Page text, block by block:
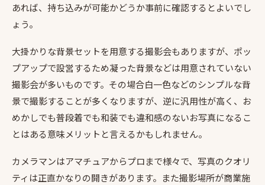
あれば、持ち込みが可能かどうか事前に確認するとよいでし
ょう。
大掛かりな背景セットを用意する撮影会もありますが、ポッ
プアップで設営するため凝った背景などは用意されていない
撮影会が多いものです。その場合白一色などのシンプルな背
景で撮影することが多くなりますが、逆に汎用性が高く、お
めかしでも普段着でも和装でも違和感のないお写真になるこ
とはある意味メリットと言えるかもしれません。
カメラマンはアマチュアからプロまで様々で、写真のクオリ
ティは正直かなりの開きがあります。また撮影場所が商業施